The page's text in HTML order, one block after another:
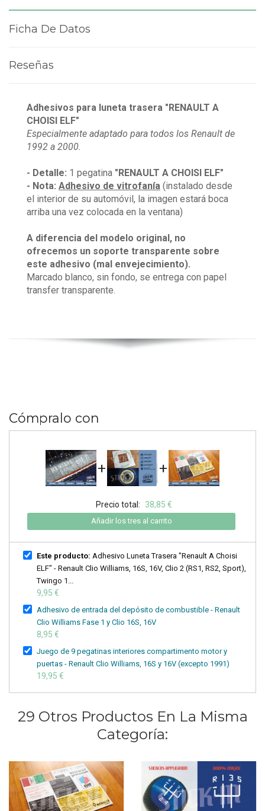
Ficha De Datos
Reseñas
Adhesivos para luneta trasera "RENAULT A
CHOISI ELF"
Especialmente adaptado para todos los Renault de
1992 a 2000.
- Detalle: 1 pegatina "RENAULT A CHOISI ELF"
- Nota: Adhesivo de vitrofanía (instalado desde
el interior de su automóvil, la imagen estará boca
arriba una vez colocada en la ventana)
A diferencia del modelo original, no
ofrecemos un soporte transparente sobre
este adhesivo (mal envejecimiento).
Marcado blanco, sin fondo, se entrega con papel
transfer transparente.
Cómpralo con
+ +
Precio total: 38,85 €
Añadir los tres al carrito
Este producto: Adhesivo Luneta Trasera "Renault A Choisi
ELF" - Renault Clio Williams, 16S, 16V, Clio 2 (RS1, RS2, Sport),
Twingo 1...
9,95 €
Adhesivo de entrada del depósito de combustible - Renault
Clio Williams Fase 1 y Clio 16S, 16V
8,95 €
Juego de 9 pegatinas interiores compartimento motor y
puertas - Renault Clio Williams, 16S y 16V (excepto 1991)
19,95 €
29 Otros Productos En La Misma
Categoría: